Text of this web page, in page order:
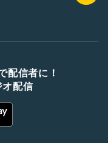
配信者に！
オ配信